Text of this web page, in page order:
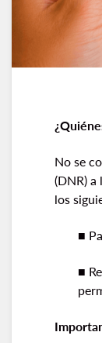
No se
(DNR) a
los
■
■